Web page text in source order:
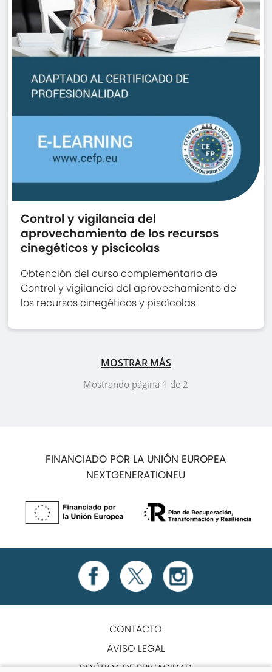
Control y vigilancia del
aprovechamiento de los recursos
cinegéticos y piscícolas
Obtención del curso complementario de
Control y vigilancia del aprovechamiento de
los recursos cinegéticos y piscícolas
MOSTRAR MÁS
Mostrando página 1 de 2
FINANCIADO POR LA UNIÓN EUROPEA
NEXTGENERATIONEU
CONTACTO
AVISO LEGAL
POLÍTICA DE PRIVACIDAD